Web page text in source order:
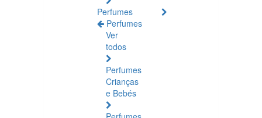
Perfumes
Perfumes
Ver
todos
Perfumes
Crianças
e Bebés